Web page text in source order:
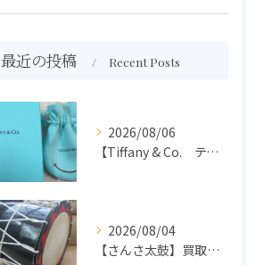
最近の投稿 Recent Posts
2026/08/06
【Tiffany & Co. ティファニー】買取 大吉盛岡店 アクセサリー買取しました！！
2026/08/04
【さんさ太鼓】買取 大吉盛岡店 楽器 買取します！！